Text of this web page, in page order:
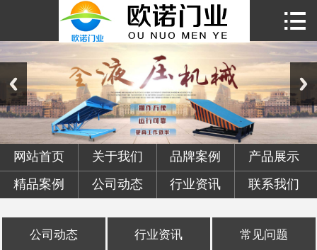
 首页
产品展示
精品案例
新闻资讯
联系我们

网站首页 关于我们 品牌案例
产品展示
精品案例
公司动态 行业资讯 联系我们
公司动态 行业资讯 常见问题